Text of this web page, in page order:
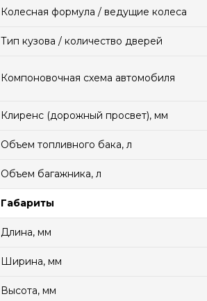
Колесная формула / ведущие колеса
Тип кузова / количество дверей
Компоновочная схема автомобиля
Клиренс (дорожный просвет), мм
Объем топливного бака, л
Объем багажника, л
Габариты
Длина, мм
Ширина, мм
Высота, мм